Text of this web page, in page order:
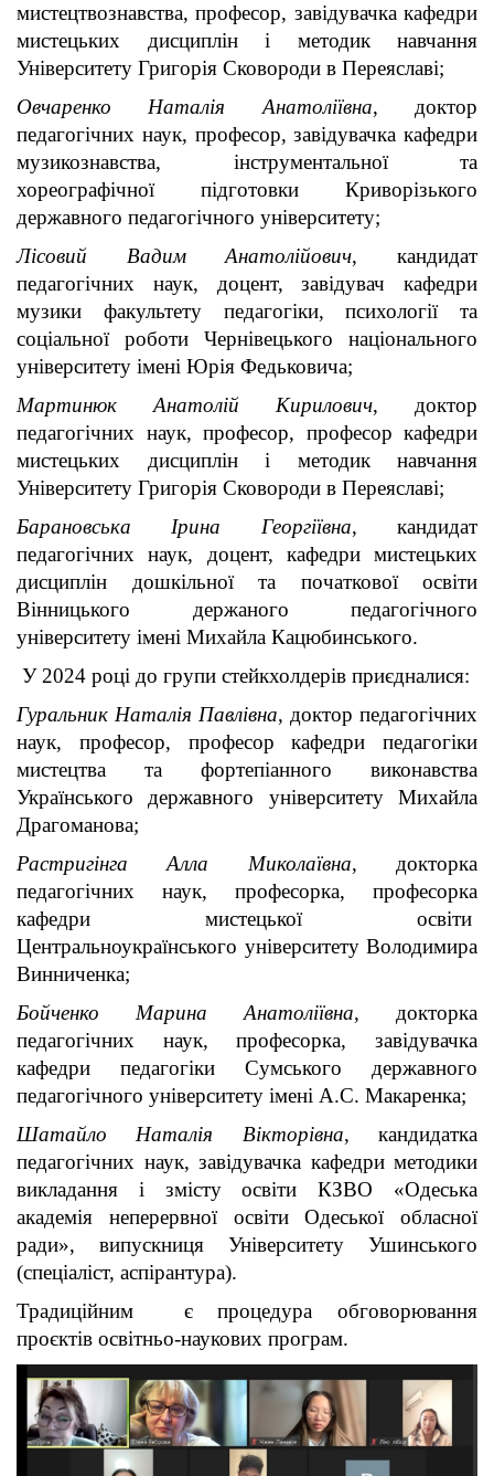
мистецтвознавства, професор, завідувачка кафедри
мистецьких дисциплін і методик навчання
Університету Григорія Сковороди в Переяславі;
Овчаренко Наталія Анатоліївна, доктор
педагогічних наук, професор, завідувачка кафедри
музикознавства, інструментальної та
хореографічної підготовки Криворізького
державного педагогічного університету;
Лісовий Вадим Анатолійович, кандидат
педагогічних наук, доцент, завідувач кафедри
музики факультету педагогіки, психології та
соціальної роботи Чернівецького національного
університету імені Юрія Федьковича;
Мартинюк Анатолій Кирилович, доктор
педагогічних наук, професор, професор кафедри
мистецьких дисциплін і методик навчання
Університету Григорія Сковороди в Переяславі;
Барановська Ірина Георгіївна, кандидат
педагогічних наук, доцент, кафедри мистецьких
дисциплін дошкільної та початкової освіти
Вінницького держаного педагогічного
університету імені Михайла Кацюбинського.
У 2024 році до групи стейкхолдерів приєдналися:
Гуральник Наталія Павлівна, доктор педагогічних
наук, професор, професор кафедри педагогіки
мистецтва та фортепіанного виконавства
Українського державного університету Михайла
Драгоманова;
Растригінга Алла Миколаївна, докторка
педагогічних наук, професорка, професорка
кафедри мистецької освіти
Центральноукраїнського університету Володимира
Винниченка;
Бойченко Марина Анатоліївна, докторка
педагогічних наук, професорка, завідувачка
кафедри педагогіки Сумського державного
педагогічного університету імені А.С. Макаренка;
Шатайло Наталія Вікторівна, кандидатка
педагогічних наук, завідувачка кафедри методики
викладання і змісту освіти КЗВО «Одеська
академія неперервної освіти Одеської обласної
ради», випускниця Університету Ушинського
(спеціаліст, аспірантура).
Традиційним є процедура обговорювання
проєктів освітньо-наукових програм.